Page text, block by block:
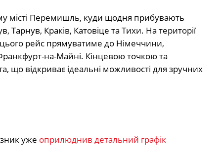
місті Перемишль, куди щодня прибувають
Тарнув, Краків, Катовіце та Тихи. На території
цього рейс прямуватиме до Німеччини,
на-Майні. Кінцевою точкою та
відкриває ідеальні можливості для зручних
уже оприлюднив детальний графік